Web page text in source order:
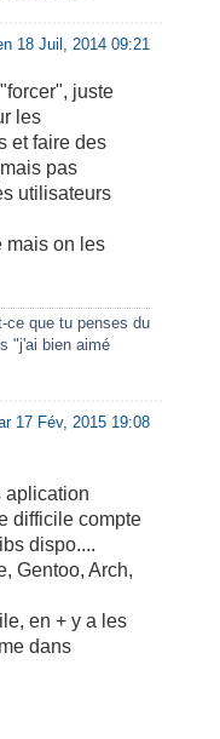
18 Juil, 2014 09:21
juste
les
et faire des
pas
utilisateurs
mais on les
ce que tu penses du
"j'ai bien aimé
17 Fév, 2015 19:08
aplication
difficile compte
dispo....
Gentoo, Arch,
en + y a les
dans